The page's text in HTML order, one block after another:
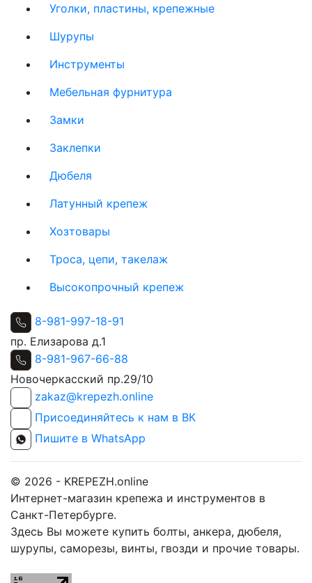
Уголки, пластины, крепежные
Шурупы
Инструменты
Мебельная фурнитура
Замки
Заклепки
Дюбеля
Латунный крепеж
Хозтовары
Троса, цепи, такелаж
Высокопрочный крепеж
8-981-997-18-91
пр. Елизарова д.1
8-981-967-66-88
Новочеркасский пр.29/10
zakaz@krepezh.online
Присоединяйтесь к нам в ВК
Пишите в WhatsApp
© 2026 - KREPEZH.online
Интернет-магазин крепежа и инструментов в
Санкт-Петербурге.
Здесь Вы можете купить болты, анкера, дюбеля,
шурупы, саморезы, винты, гвозди и прочие товары.